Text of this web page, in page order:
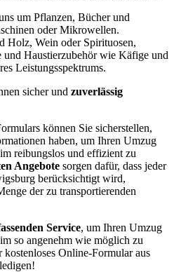
um Pflanzen, Bücher und
oder Mikrowellen.
Holz, Wein oder Spirituosen,
Haustierzubehör wie Käfige und
Leistungsspektrums.
sicher und zuverlässig
können Sie sicherstellen,
haben, um Ihren Umzug
reibungslos und effizient zu
Angebote sorgen dafür, dass jeder
berücksichtigt wird,
der zu transportierenden
Service, um Ihren Umzug
so angenehm wie möglich zu
kostenloses Online-Formular aus